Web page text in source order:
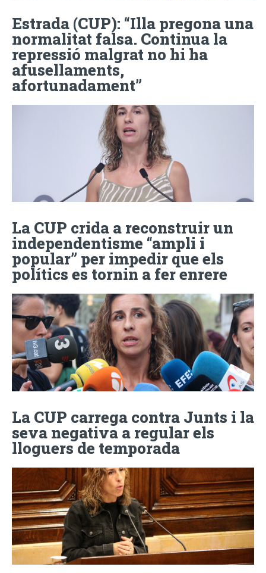
Estrada (CUP): “Illa pregona una
normalitat falsa. Continua la
repressió malgrat no hi ha
afusellaments,
afortunadament”
La CUP crida a reconstruir un
independentisme “ampli i
popular” per impedir que els
polítics es tornin a fer enrere
La CUP carrega contra Junts i la
seva negativa a regular els
lloguers de temporada